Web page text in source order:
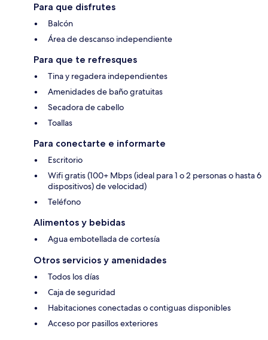
Para que disfrutes
Balcón
Área de descanso independiente
Para que te refresques
Tina y regadera independientes
Amenidades de baño gratuitas
Secadora de cabello
Toallas
Para conectarte e informarte
Escritorio
Wifi gratis (100+ Mbps (ideal para 1 o 2 personas o hasta 6
dispositivos) de velocidad)
Teléfono
Alimentos y bebidas
Agua embotellada de cortesía
Otros servicios y amenidades
Todos los días
Caja de seguridad
Habitaciones conectadas o contiguas disponibles
Acceso por pasillos exteriores